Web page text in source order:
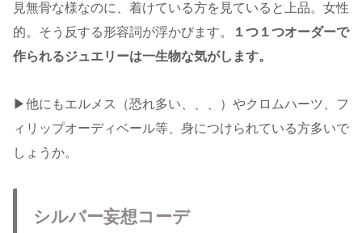
見無骨な様なのに、着けている方を見ていると上品。女性
的。そう反する形容詞が浮かびます。
１つ１つオーダーで
作られるジュエリーは一生物な気がします。
▶︎他にもエルメス（恐れ多い、、、）やクロムハーツ、フ
ィリップオーディベール等、身につけられている方多いで
しょうか。
シルバー妄想コーデ